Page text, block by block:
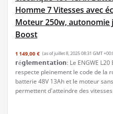
Homme 7 Vitesses avec
Moteur 250w, autonomie
Boost
1 149,00 € (as of juillet 8, 2025 08:31 GMT
𝗿é𝗴𝗹𝗲𝗺𝗲𝗻𝘁𝗮𝘁𝗶𝗼𝗻: Le ENGWE L20
respecte pleinement le code de la
batterie 48V 13Ah et le moteur
permettent d'atteindre des